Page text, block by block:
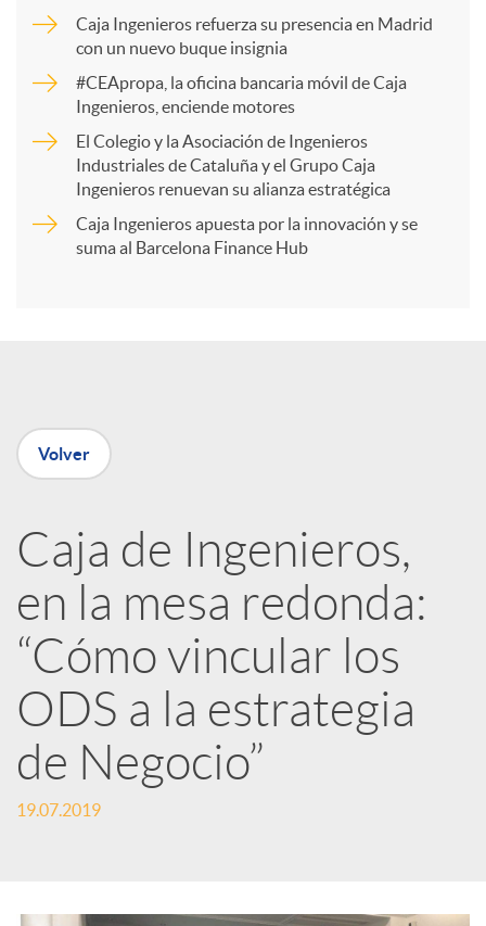
r
n
R
e
d
e
s
Caja Ingenieros refuerza su presencia en Madrid
con un nuevo buque insignia
#CEApropa, la oficina bancaria móvil de Caja
Ingenieros, enciende motores
El Colegio y la Asociación de Ingenieros
Industriales de Cataluña y el Grupo Caja
Ingenieros renuevan su alianza estratégica
Caja Ingenieros apuesta por la innovación y se
suma al Barcelona Finance Hub
Volver
Caja de Ingenieros,
en la mesa redonda:
“Cómo vincular los
ODS a la estrategia
de Negocio”
19.07.2019